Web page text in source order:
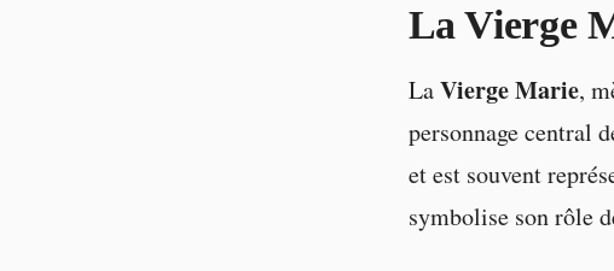
La Vierge
LaVierge Marie,
personnage central
et est souvent
symbolise son rôle